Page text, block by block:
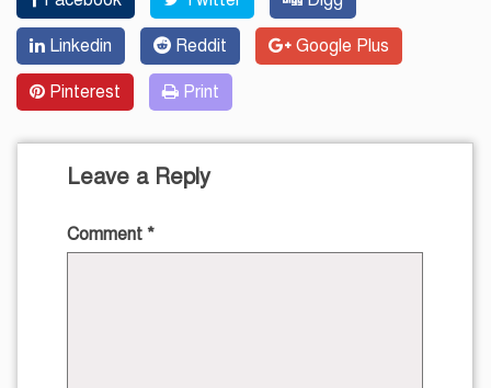
Linkedin Reddit Google Plus
Pinterest Print
Leave a Reply
Comment *